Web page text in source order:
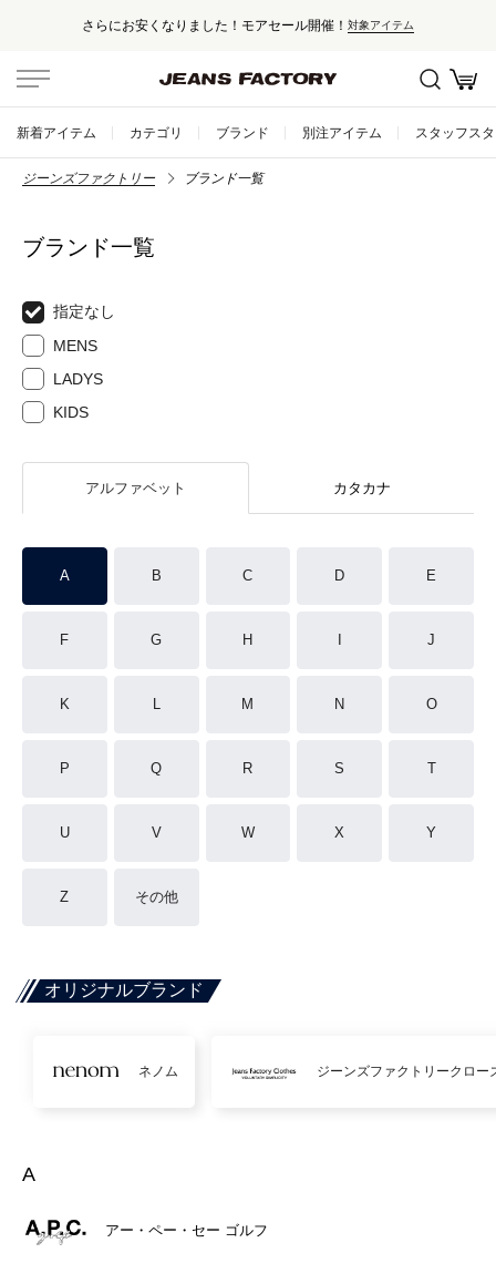
さらにお安くなりました！モアセール開催！ 対象アイテム
新着アイテム カテゴリ ブランド 別注アイテム スタッフス
ジーンズファクトリー ブランド一覧
ブランド一覧
指定なし
MENS
LADYS
KIDS
アルファベット カタカナ
A B C D E
F G H J
K L M N O
P Q R S T
U V W X Y
Z その他
オリジナルブランド
ネノム ジーンズファクトリークロー
A
アー・ペー・セー ゴルフ